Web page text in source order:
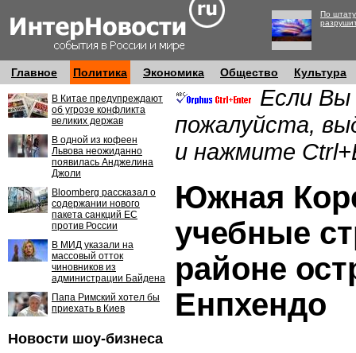
По
Главное Политика Экономика Общество Культура
В Китае предупреждают
об угрозе конфликта
великих держав
В одной из кофеен
Львова неожиданно
появилась Анджелина
Джоли
Bloomberg рассказал о
содержании нового
пакета санкций ЕС
против России
В МИД указали на
массовый отток
чиновников из
администрации Байдена
Папа Римский хотел бы
приехать в Киев
Новости шоу-бизнеса
Если Вы
пожалуйста,
и нажмите
Южная
учебные
районе
Енпхендо